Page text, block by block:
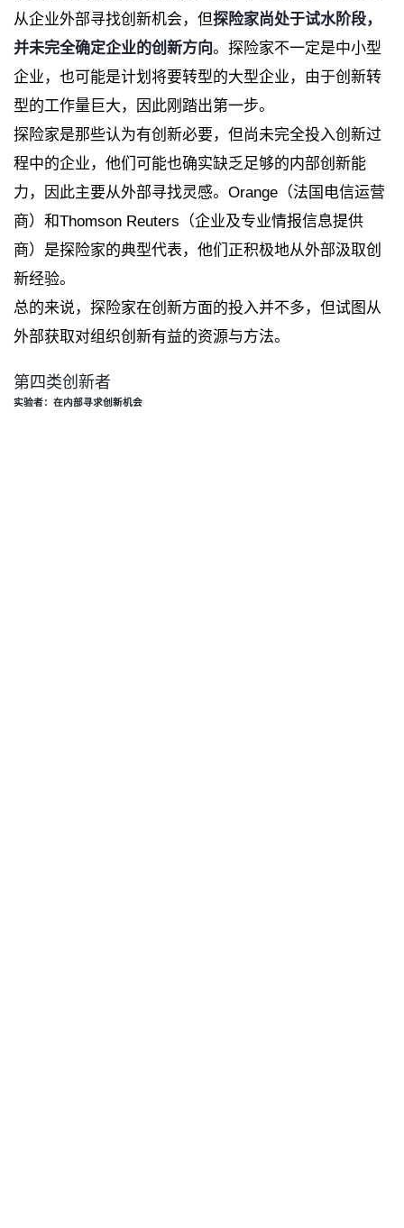
从企业外部寻找创新机会，但探险家尚处于试水阶段，
并未完全确定企业的创新方向。探险家不一定是中小型
企业，也可能是计划将要转型的大型企业，由于创新转
型的工作量巨大，因此刚踏出第一步。
探险家是那些认为有创新必要，但尚未完全投入创新过
程中的企业，他们可能也确实缺乏足够的内部创新能
力，因此主要从外部寻找灵感。 Orange （法国电信运营
商）和Thomson Reuters （企业及专业情报信息提供
商）是探险家的典型代表，他们正积极地从外部汲取创
新经验。
总的来说，探险家在创新方面的投入并不多，但试图从
外部获取对组织创新有益的资源与方法。
第四类创新者
实验者：在内部寻求创新机会